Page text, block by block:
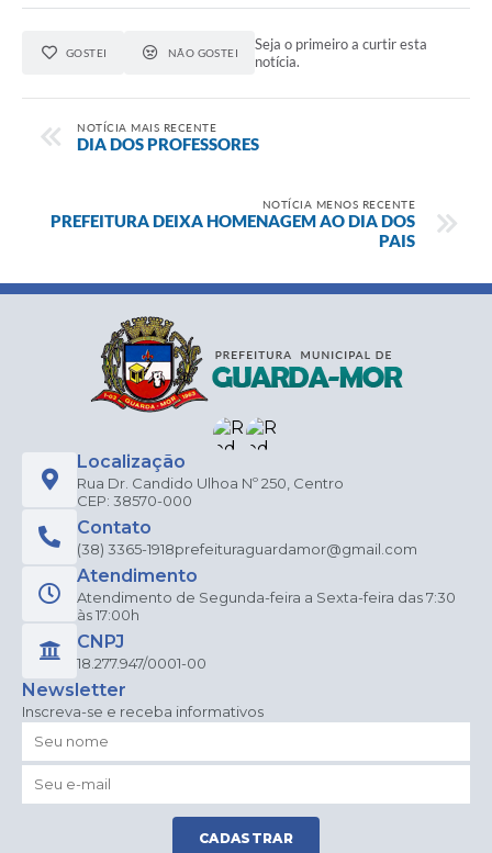
GOSTEI NÃO GOSTEI
Seja o primeiro a curtir esta
notícia.
NOTÍCIA MAIS RECENTE
DIA DOS PROFESSORES
NOTÍCIA MENOS RECENTE
PREFEITURA DEIXA HOMENAGEM AO DIA DOS
PAIS
Localização
Rua Dr. Candido Ulhoa Nº 250, Centro
CEP: 38570-000
Contato
(38) 3365-1918prefeituraguardamor@gmail.com
Atendimento
Atendimento de Segunda-feira a Sexta-feira das 7:30
às 17:00h
CNPJ
18.277.947/0001-00
Newsletter
Inscreva-se e receba informativos
CADASTRAR